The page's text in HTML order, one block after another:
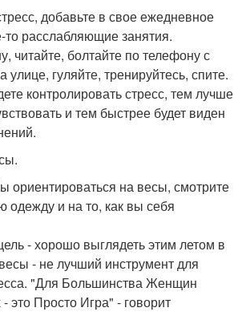
добавьте в свое ежедневное
то расслабляющие занятия.
читайте, болтайте по телефону с
улице, гуляйте, тренируйтесь, спите.
контролировать стресс, тем лучше
и тем быстрее будет виден
ориентироваться на весы, смотрите
одежду и на то, как вы себя
- хорошо выглядеть этим летом в
- не лучший инструмент для
"Для Большинства Женщин
это Просто Игра" - говорит